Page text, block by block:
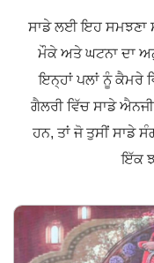
ਸਾਡੇ ਲਈ ਇਹ ਸਮਝਣਾ
ਮੌਕੇ ਅਤੇ ਘਟਨਾ ਦਾ
ਇਨ੍ਹਾਂ ਪਲਾਂ ਨੂੰ ਕੈਮਰੇ
ਗੈਲਰੀ ਵਿੱਚ ਸਾਡੇ
ਹਨ, ਤਾਂ ਜੋ ਤੁਸੀਂ ਸਾਡੇ
ਇੱਕ